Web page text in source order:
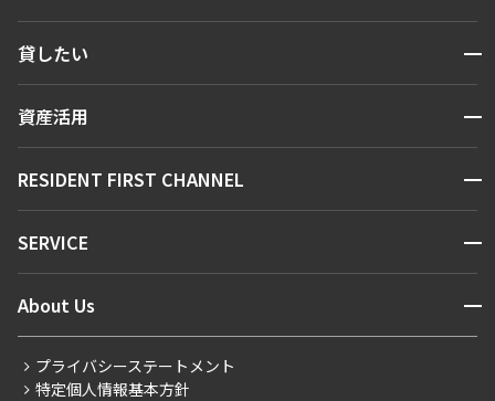
人気エリアから探す
新着情報から探す
新着募集情報
こだわりから探す
貸したい 開閉
お問い合わせ
資産活用 開閉
お問い合わせ
RESIDENT FIRST CHANNEL 開閉
マンションレポート
住まいのコラム
SERVICE 開閉
会員ページ
ご入居・提携サービス
About Us 開閉
会社情報
プライバシーステートメント
特定個人情報基本方針